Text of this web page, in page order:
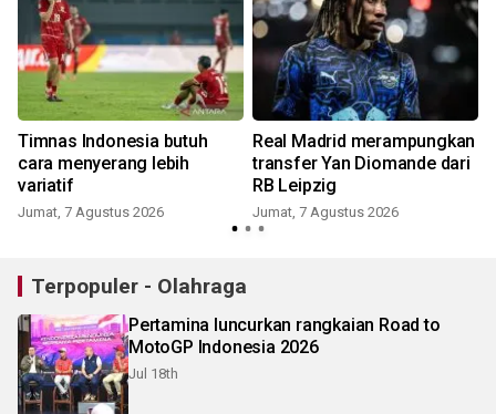
Timnas Indonesia butuh
cara menyerang lebih
variatif
Jumat, 7 Agustus 2026
Real Madrid merampungkan
transfer Yan Diomande dari
RB Leipzig
Jumat, 7 Agustus 2026
Terpopuler - Olahraga
Pertamina luncurkan rangkaian Road to
MotoGP Indonesia 2026
Jul 18th